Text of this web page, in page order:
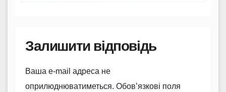
Залишити відповідь
Ваша e-mail адреса не
оприлюднюватиметься. Обов’язкові поля